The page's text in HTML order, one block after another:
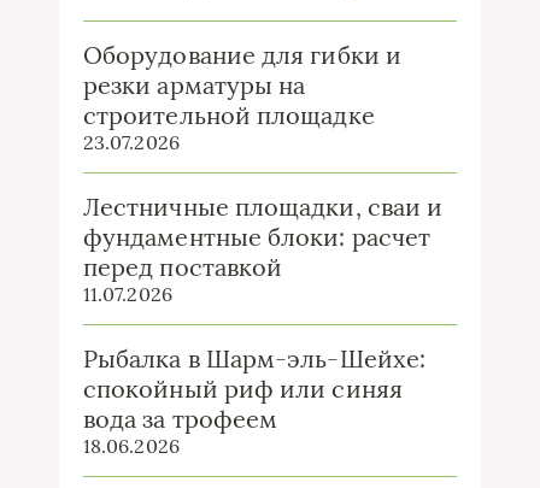
Оборудование для гибки и
резки арматуры на
строительной площадке
23.07.2026
Лестничные площадки, сваи и
фундаментные блоки: расчет
перед поставкой
11.07.2026
Рыбалка в Шарм-эль-Шейхе:
спокойный риф или синяя
вода за трофеем
18.06.2026